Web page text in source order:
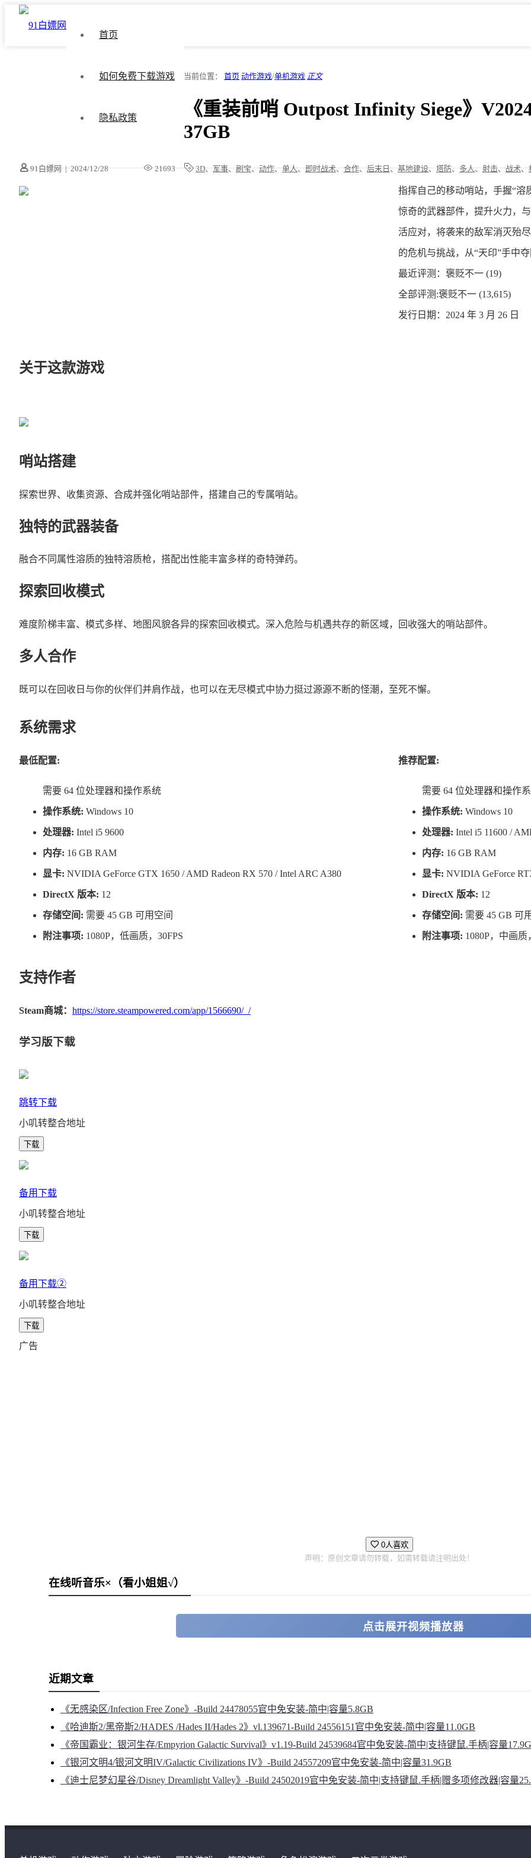
首页
如何免费下载游戏
隐私政策
当前位置： 首页 动作游戏/单机游戏 正文
《重装前哨 Outpost Infinity Siege》
37GB
91白嫖网 | 2024/12/28 21693 3D、军事、刷宝、动作、单人、即时战术、合作、后末日、基地建设、塔防、多人、射击、战术、
指挥自己的移动哨站，手握“溶
惊奇的武器部件，提升火力，
活应对，将袭来的敌军消灭殆
的危机与挑战，从“天印”手中
最近评测： 褒贬不一 (19)
全部评测:褒贬不一 (13,615)
发行日期：2024 年 3 月 26 日
关于这款游戏
哨站搭建
探索世界、收集资源、合成并强化哨站部件，搭建自己的专属哨站。
独特的武器装备
融合不同属性溶质的独特溶质枪，搭配出性能丰富多样的奇特弹药。
探索回收模式
难度阶梯丰富、模式多样、地图风貌各异的探索回收模式。深入危险与机遇共存的新区域，回收强大的哨站部件。
多人合作
既可以在回收日与你的伙伴们并肩作战，也可以在无尽模式中协力挺过源源不断的怪潮，至死不懈。
系统需求
最低配置:
需要 64 位处理器和操作系统
操作系统: Windows 10
处理器: Intel i5 9600
内存: 16 GB RAM
显卡: NVIDIA GeForce GTX 1650 / AMD Radeon RX 570 / Intel ARC A380
DirectX 版本: 12
存储空间: 需要 45 GB 可用空间
附注事项: 1080P，低画质，30FPS
推荐配置:
需要 64 位处理器和操作
操作系统: Windows 10
处理器: Intel i5 11600 /
内存: 16 GB RAM
显卡: NVIDIA GeForce
DirectX 版本: 12
存储空间: 需要 45 GB 可
附注事项: 1080P，中画
支持作者
Steam商城： https://store.steampowered.com/app/1566690/_/
学习版下载
跳转下载
小叽转整合地址
下载
备用下载
小叽转整合地址
下载
备用下载②
小叽转整合地址
下载
广告
0人喜欢
声明：原创文章请勿转载，如需转载请注明出处！
在线听音乐×（看小姐姐√）
点击展开视频播放器
近期文章
《无感染区/Infection Free Zone》-Build 24478055官中免安装-简中|容量5.8GB
《哈迪斯2/黑帝斯2/HADES /Hades II/Hades 2》vl.139671-Build 24556151官中免安装-简中|容量11.0GB
《帝国霸业：银河生存/Empyrion Galactic Survival》v1.19-Build 24539684官中免安装-简中|支持键鼠.手柄|容量
《银河文明4/银河文明IV/Galactic Civilizations IV》-Build 24557209官中免安装-简中|容量31.9GB
《迪士尼梦幻星谷/Disney Dreamlight Valley》-Build 24502019官中免安装-简中|支持键鼠.手柄|赠多项修改器|容量